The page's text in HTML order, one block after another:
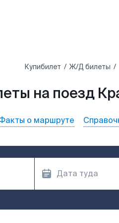
Купибилет Ж/Д билеты
на поезд
о маршруте